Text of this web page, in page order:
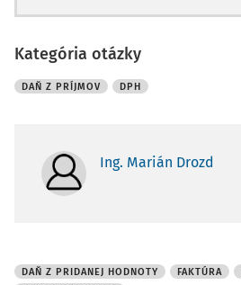
Kategória otázky
DAŇ Z PRÍJMOV DPH
Ing. Marián Drozd
DAŇ Z PRIDANEJ HODNOTY FAKTÚRA